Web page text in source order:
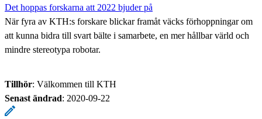
Det hoppas forskarna att 2022 bjuder på
När fyra av KTH:s forskare blickar framåt väcks förhoppningar om
att kunna bidra till svart bälte i samarbete, en mer hållbar värld och
mindre stereotypa robotar.
Tillhör: Välkommen till KTH
Senast ändrad: 2020-09-22